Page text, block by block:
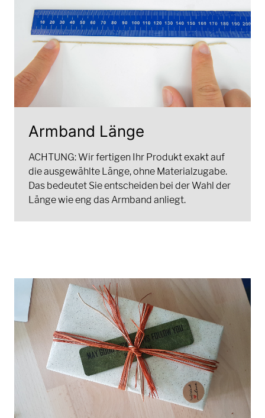
Armband Länge
ACHTUNG: Wir fertigen Ihr Produkt exakt auf
die ausgewählte Länge, ohne Materialzugabe.
Das bedeutet Sie entscheiden bei der Wahl der
Länge wie eng das Armband anliegt.